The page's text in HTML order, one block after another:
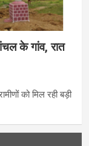
के गांव, रात
को मिल रही बड़ी